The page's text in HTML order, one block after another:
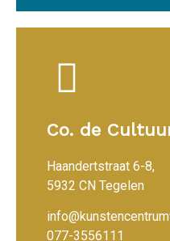
Co. de
Haandertstraat 6-8,
5932 CN Tegelen
077-3556111